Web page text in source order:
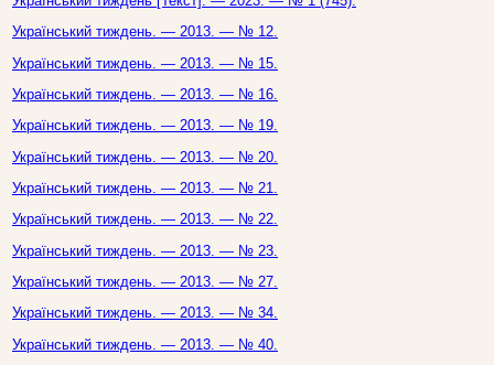
Український тиждень. — 2013. — № 12.
Український тиждень. — 2013. — № 15.
Український тиждень. — 2013. — № 16.
Український тиждень. — 2013. — № 19.
Український тиждень. — 2013. — № 20.
Український тиждень. — 2013. — № 21.
Український тиждень. — 2013. — № 22.
Український тиждень. — 2013. — № 23.
Український тиждень. — 2013. — № 27.
Український тиждень. — 2013. — № 34.
Український тиждень. — 2013. — № 40.